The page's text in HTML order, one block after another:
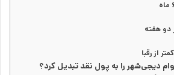
دو هفته
از رقبا
دیجی‌شهر را به پول نقد تبدیل کرد؟